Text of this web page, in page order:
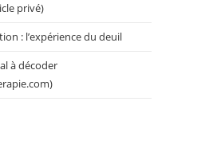
privé)
: l’expérience du deuil
à décoder